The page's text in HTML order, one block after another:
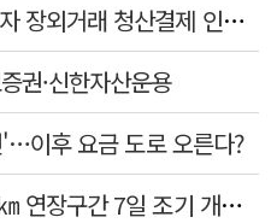
예탁결제원, 비상장·조각투자 장외거래 청산결제 인프라 구축 착수…연내 가동
권·신한자산운용
이후 요금 도로 오른다?
철도공단, 오송 시험선로 5㎞ 연장구간 7일 조기 개통…LA 메트로 사업 지원